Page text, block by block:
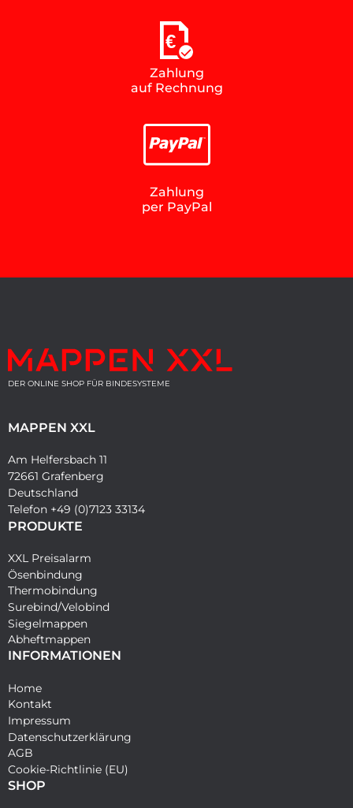
€
Zahlung
auf Rechnung
Zahlung
per PayPal
DER ONLINE SHOP FÜR BINDESYSTEME
MAPPEN XXL
Am Helfersbach 11
72661 Grafenberg
Deutschland
Telefon +49 (0)7123 33134
PRODUKTE
XXL Preisalarm
Ösenbindung
Thermobindung
Surebind/Velobind
Siegelmappen
Abheftmappen
INFORMATIONEN
Home
Kontakt
Impressum
Datenschutzerklärung
AGB
Cookie-Richtlinie (EU)
SHOP